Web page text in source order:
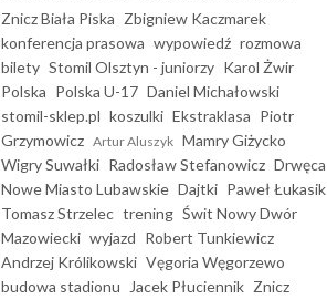
Znicz Biała Piska Zbigniew Kaczmarek
konferencja prasowa wypowiedź rozmowa
bilety Stomil Olsztyn - juniorzy Karol Żwir
Polska Polska U-17 Daniel Michałowski
stomil-sklep.pl koszulki Ekstraklasa Piotr
Grzymowicz Artur Aluszyk Mamry Giżycko
Wigry Suwałki Radosław Stefanowicz Drwęca
Nowe Miasto Lubawskie Dajtki Paweł Łukasik
Tomasz Strzelec trening Świt Nowy Dwór
Mazowiecki wyjazd Robert Tunkiewicz
Andrzej Królikowski Vęgoria Węgorzewo
budowa stadionu
Jacek Płuciennik Znicz